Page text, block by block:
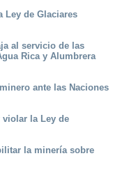
Ley de Glaciares
al servicio de las
Rica y Alumbrera
ante las Naciones
la Ley de
la minería sobre